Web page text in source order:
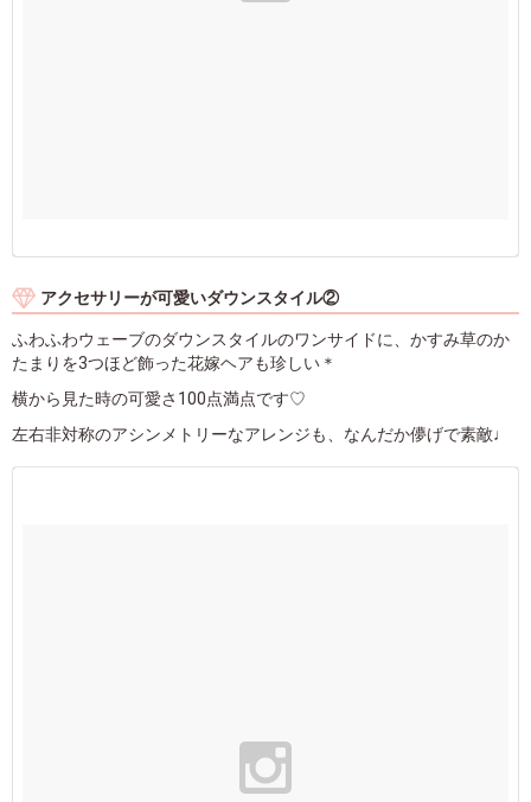
アクセサリーが可愛いダウンスタイル②
ふわふわウェーブのダウンスタイルのワンサイドに、かすみ草のか
たまりを3つほど飾った花嫁ヘアも珍しい＊
横から見た時の可愛さ100点満点です♡
左右非対称のアシンメトリーなアレンジも、なんだか儚げで素敵♩